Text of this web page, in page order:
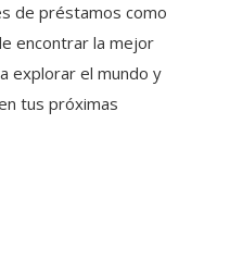
de préstamos como
encontrar la mejor
explorar el mundo y
tus próximas